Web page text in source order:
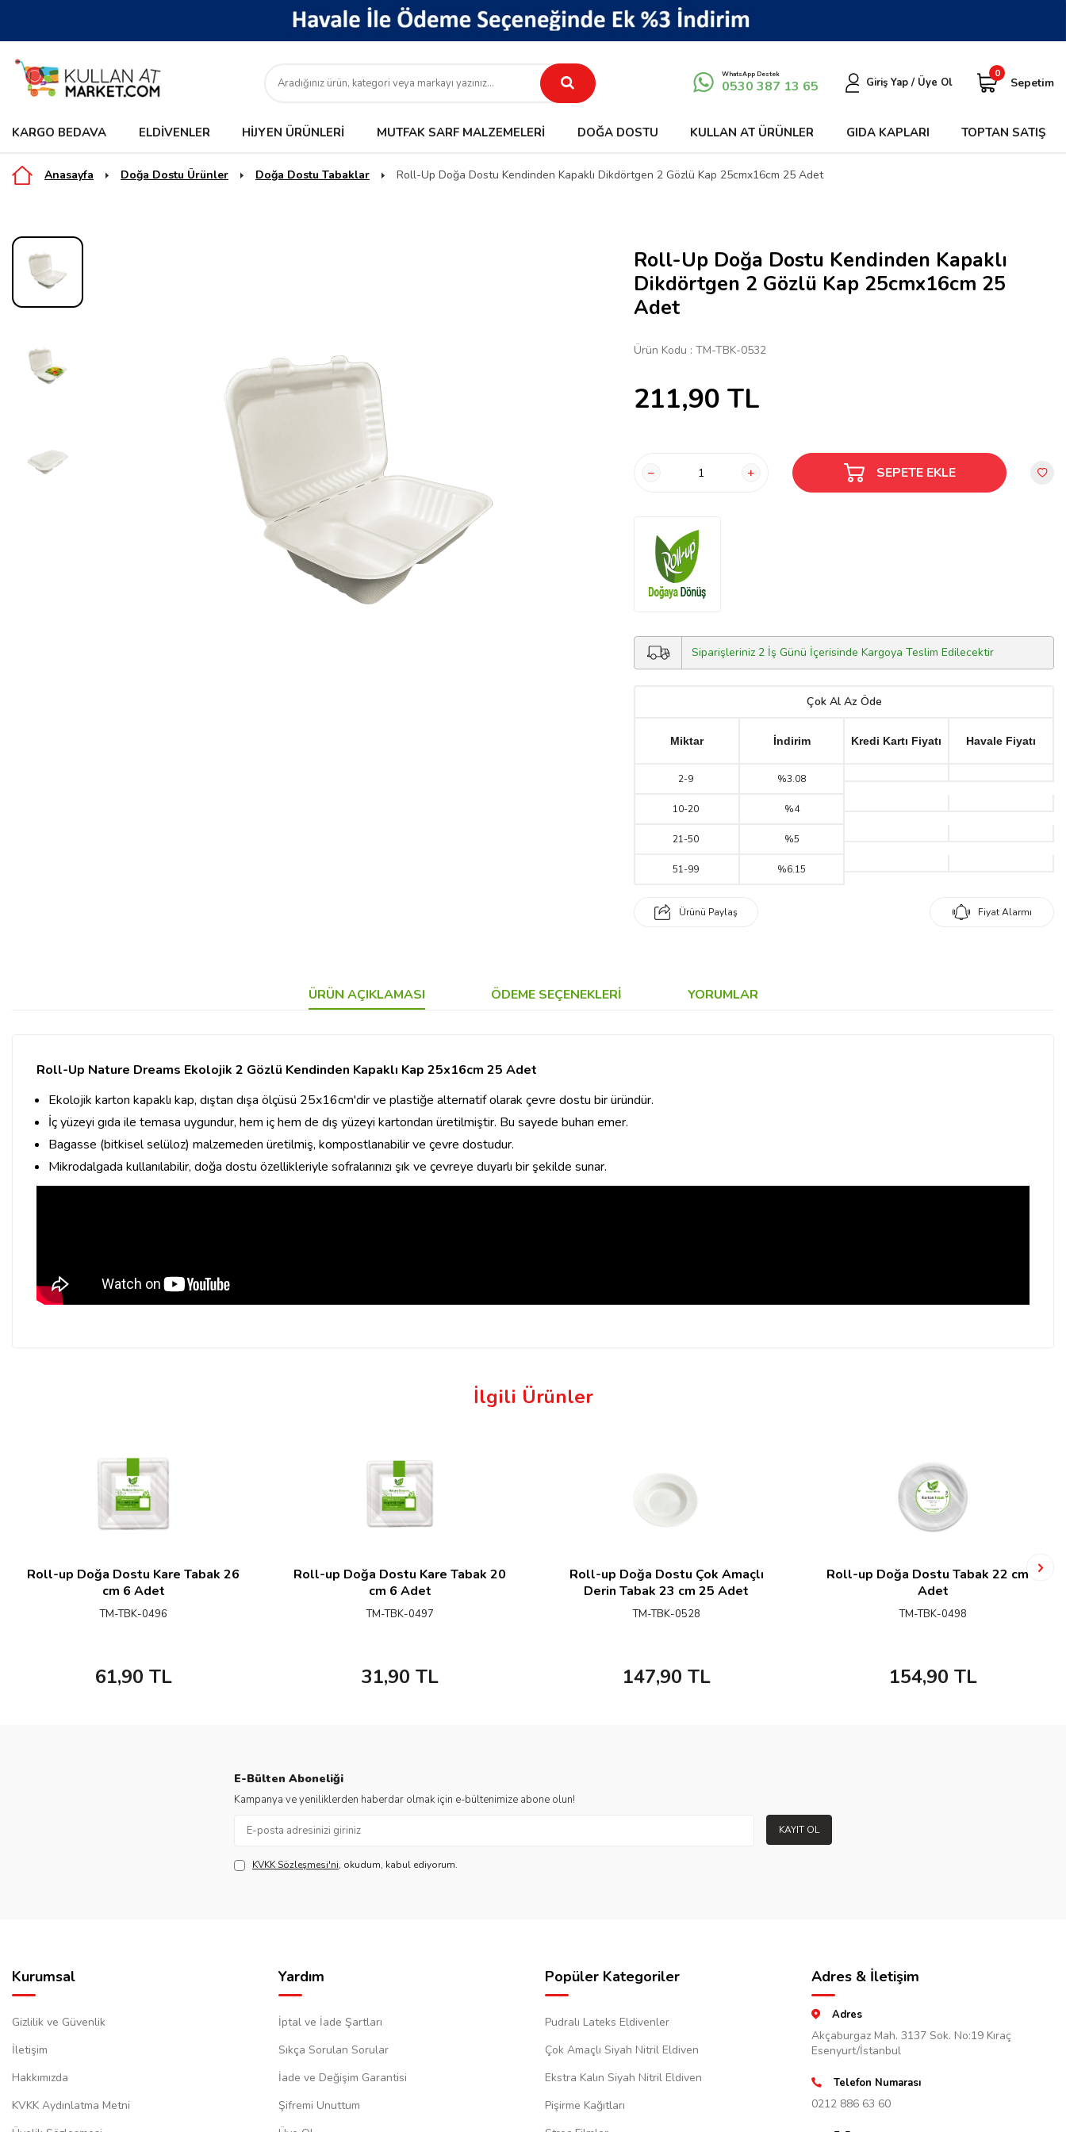
WhatsApp Destek
0530 387 13 65 Giriş Yap / Üye Ol
0
Sepetim
KARGO BEDAVA ELDIVENLER HIJYEN ÜRÜNLERI MUTFAK SARF MALZEMELERI DOĞA DOSTU KULLAN AT ÜRÜNLER GIDA KAPLARI TOPTAN SATIŞ
Anasayfa Doğa Dostu Ürünler Doğa Dostu Tabaklar Roll-Up Doğa Dostu Kendinden Kapaklı Dikdörtgen 2 Gözlü Kap 25cmx16cm 25 Adet
Roll-Up Doğa Dostu Kendinden Kapaklı
Dikdörtgen 2 Gözlü Kap 25cmx16cm 25
Adet
Ürün Kodu : TM-TBK-0532
211,90 TL
SEPETE EKLE
Siparişleriniz 2 İş Günü İçerisinde Kargoya Teslim Edilecektir
Çok Al Az Öde
Miktar İndirim Kredi Kartı Fiyatı Havale Fiyatı
2-9 %3.08
10-20 %4
21-50 %5
51-99 %6.15
Ürünü Paylaş Fiyat Alarmı
ÜRÜN AÇIKLAMASI ÖDEME SEÇENEKLERI YORUMLAR
Roll-Up Nature Dreams Ekolojik 2 Gözlü Kendinden Kapaklı Kap 25x16cm 25 Adet
Ekolojik karton kapaklı kap, dıştan dışa ölçüsü 25x16cm'dir ve plastiğe alternatif olarak çevre dostu bir üründür.
İç yüzeyi gıda ile temasa uygundur, hem iç hem de dış yüzeyi kartondan üretilmiştir. Bu sayede buharı emer.
Bagasse (bitkisel selüloz) malzemeden üretilmiş, kompostlanabilir ve çevre dostudur.
Mikrodalgada kullanılabilir, doğa dostu özellikleriyle sofralarınızı şık ve çevreye duyarlı bir şekilde sunar.
İlgili Ürünler
Roll-up Doğa Dostu Kare Tabak 26
cm 6 Adet
TM-TBK-0496
61,90 TL
Roll-up Doğa Dostu Kare Tabak 20
cm 6 Adet
TM-TBK-0497
31,90 TL
Roll-up Doğa Dostu Çok Amaçlı
Derin Tabak 23 cm 25 Adet
TM-TBK-0528
147,90 TL
Roll-up Doğa Dostu Tabak 22 cm 6
Adet
TM-TBK-0498
154,90 TL
E-Bülten Aboneliği
Kampanya ve yeniliklerden haberdar olmak için e-bültenimize abone olun!
KAYIT OL
KVKK Sözleşmesi'ni, okudum, kabul ediyorum.
Kurumsal
Gizlilik ve Güvenlik
İletişim
Hakkımızda
KVKK Aydınlatma Metni
Yardım
İptal ve İade Şartları
Sıkça Sorulan Sorular
İade ve Değişim Garantisi
Şifremi Unuttum
Popüler Kategoriler
Pudralı Lateks Eldivenler
Çok Amaçlı Siyah Nitril Eldiven
Ekstra Kalın Siyah Nitril Eldiven
Pişirme Kağıtları
Adres & İletişim
Adres
Akçaburgaz Mah. 3137 Sok. No:19 Kıraç
Esenyurt/İstanbul
Telefon Numarası
0212 886 63 60